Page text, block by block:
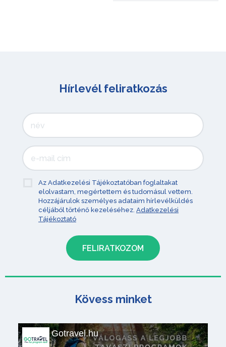
Hírlevél feliratkozás
Az Adatkezelési Tájékoztatóban foglaltakat
elolvastam, megértettem és tudomásul vettem.
Hozzájárulok személyes adataim hírlevélküldés
céljából történő kezeléséhez. Adatkezelési
Tájékoztató
Kövess minket
Gotravel.hu